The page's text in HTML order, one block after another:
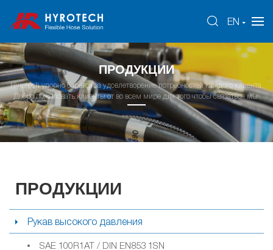
EN
ПРОДУКЦИИ
Hyrotech упорно борется за удовлетворение потребностей каждого клиента.
Добро пожаловать клиенты от во всем мире для того чтобы связаться мы.
ПРОДУКЦИИ
Рукав высокого давления
SAE 100R1AT / DIN EN853 1SN